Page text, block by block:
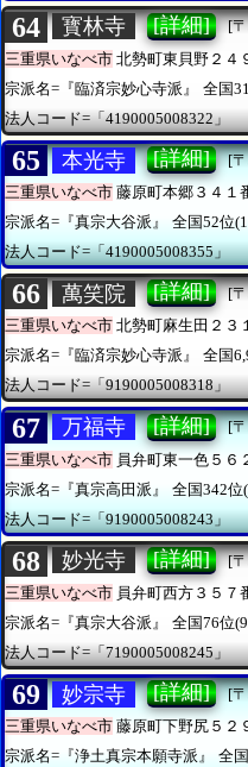
64 寳林寺 [詳細]
[
三重県いなべ市 北勢町東貝野２４
宗派名=『臨済宗妙心寺派』
全国
法人コード=「4190005008322」
65 本光寺 [詳細]
[
三重県いなべ市 藤原町本郷３４１
宗派名=『真宗大谷派』
全国52位
法人コード=「4190005008355」
66 萬笑院 [詳細]
[
三重県いなべ市 北勢町麻生田２３
宗派名=『臨済宗妙心寺派』
全国
法人コード=「9190005008318」
67 万福寺 [詳細]
[
三重県いなべ市 員弁町東一色５６
宗派名=『真宗高田派』
全国342位
法人コード=「9190005008243」
68 妙光寺 [詳細]
[
三重県いなべ市 員弁町西方３５７
宗派名=『真宗大谷派』
全国76位
法人コード=「7190005008245」
69 妙宗寺 [詳細]
[
三重県いなべ市 藤原町下野尻５２
宗派名=『浄土真宗本願寺派』
全